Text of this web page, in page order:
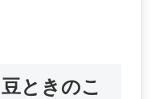
ときのこ